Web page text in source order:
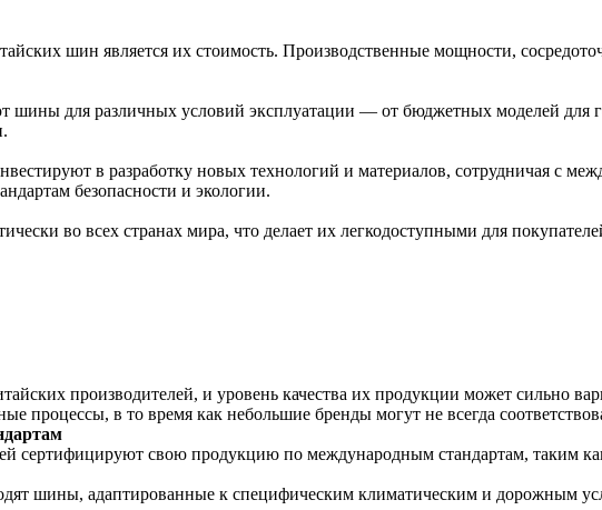
шин является их стоимость. Производственные мощности,
шины для различных условий эксплуатации — от бюджетных моделей для
в разработку новых технологий и материалов, сотрудничая с
безопасности и экологии.
во всех странах мира, что делает их легкодоступными для
производителей, и уровень качества их продукции может сильно
процессы, в то время как небольшие бренды могут не всегда
сертифицируют свою продукцию по международным стандартам, таким
шины, адаптированные к специфическим климатическим и дорожным